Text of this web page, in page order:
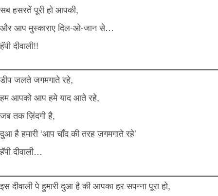
सब हसरतें पूरी हो आपकी,
और आप मुस्काराए दिल-ओ-जान से…
हॅपी दीवाली!!
डीप जलते जगमगाते रहे,
हम आपको आप हमे याद आते रहे,
जब तक ज़िंदगी है,
दुआ है हमारी ‘आप चाँद की तरह ज़गमगाते रहे’
हॅपी दीवाली…
इस दीवाली पे हुमारी दुआ है की आपका हर सपन्ना पूरा हो,